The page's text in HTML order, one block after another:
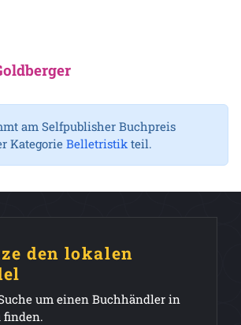
am Selfpublisher Buchpreis
Kategorie Belletristik teil.
den lokalen
um einen Buchhändler in
finden.